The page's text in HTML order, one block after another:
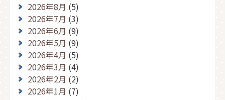
2026年8月 (5)
2026年7月 (3)
2026年6月 (9)
2026年5月 (9)
2026年4月 (5)
2026年3月 (4)
2026年2月 (2)
2026年1月 (7)